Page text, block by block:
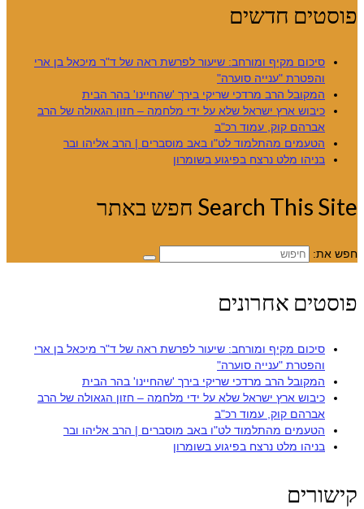
פוסטים חדשים
סיכום מקיף ומורחב: שיעור לפרשת ראה של ד"ר מיכאל בן ארי
והפטרת "ענייה סוערה"
המקובל הרב מרדכי שריקי בירך 'שהחיינו' בהר הבית
כיבוש ארץ ישראל שלא על ידי מלחמה – חזון הגאולה של הרב
אברהם קוק, עמוד רכ"ב
הטעמים מהתלמוד לט"ו באב מוסברים | הרב אליהו ובר
בניהו מלט נרצח בפיגוע בשומרון
Search This Site חפש באתר
חפש את:
פוסטים אחרונים
סיכום מקיף ומורחב: שיעור לפרשת ראה של ד"ר מיכאל בן ארי
והפטרת "ענייה סוערה"
המקובל הרב מרדכי שריקי בירך 'שהחיינו' בהר הבית
כיבוש ארץ ישראל שלא על ידי מלחמה – חזון הגאולה של הרב
אברהם קוק, עמוד רכ"ב
הטעמים מהתלמוד לט"ו באב מוסברים | הרב אליהו ובר
בניהו מלט נרצח בפיגוע בשומרון
קישורים